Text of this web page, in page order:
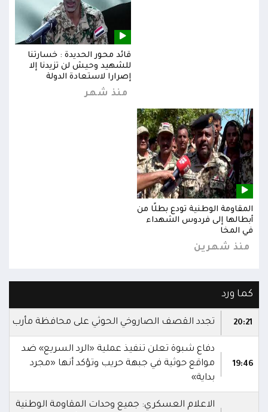
قائد محور الحديدة : خسارتنا
للشهيد وحيش لن تزيدنا إلا
إصرارا لاستعادة الدولة
منذ شهر
المقاومة الوطنية تودع بطلًا من
أبطالها إلى فردوس الشهداء
في المخا
منذ شهرين
كما ورد
20:21 تجدد القصف الصاروخي الحوثي على محافظة مأرب
19:46
دفاع شبوة تعلن تنفيذ عملية «الرد السريع» ضد
مواقع حوثية في جبهة حريب وتؤكد أنها «مجرد
بداية»
الاعلام العسكري: جميع وحدات المقاومة الوطنية